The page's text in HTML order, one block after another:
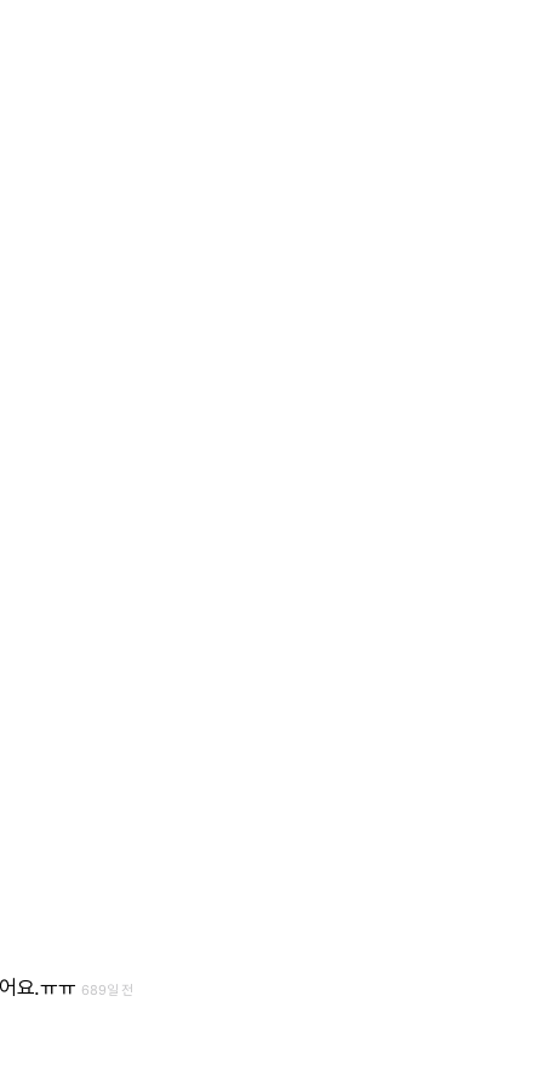
요.ㅠㅠ 689일 전